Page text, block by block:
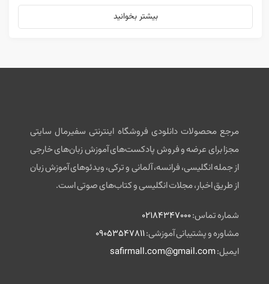
بیشتر بخوانید
مرجع محصولات دانلودی فروشگاه اینترنتی سفیرمال سایتی
مجزا برای عرضه و فروش پادکست‌های آموزش زبان‌های خارجی
از جمله انگلیسی، فرانسه، آلمانی و ترکی، ویدئوهای آموزش زبان
از طریق اخبار، مجلات انگلیسی و کتاب‌های صوتی است.
شماره تماس:02184347000
مشاوره و پشتیبانی آموزشی:09053547811
ایمیل:safirmall.com@gmail.com